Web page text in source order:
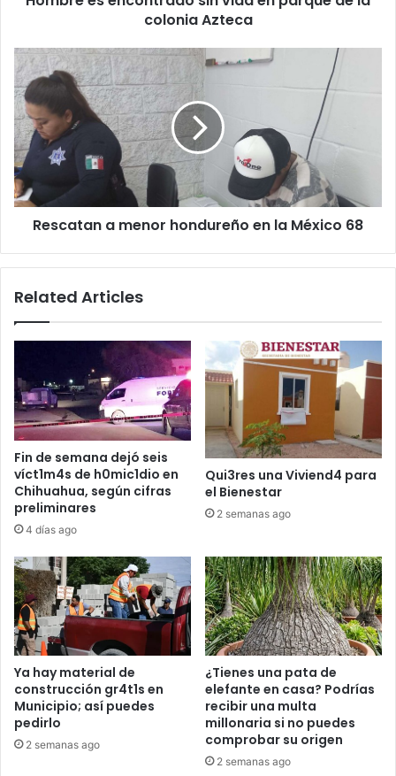
colonia Azteca
Rescatan
a
menor
hondureño
en
la
México
68
Rescatan a menor hondureño en la México 68
Related Articles
Fin de semana dejó seis
víct1m4s de h0mic1dio en
Chihuahua, según cifras
preliminares
4 días ago
Qui3res una Viviend4 para
el Bienestar
2 semanas ago
Ya hay material de
construcción gr4t1s en
Municipio; así puedes
pedirlo
2 semanas ago
¿Tienes una pata de
elefante en casa? Podrías
recibir una multa
millonaria si no puedes
comprobar su origen
2 semanas ago